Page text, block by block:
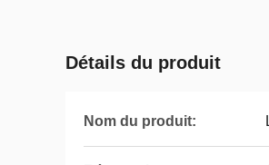
Détails du produit
Nom du produit: